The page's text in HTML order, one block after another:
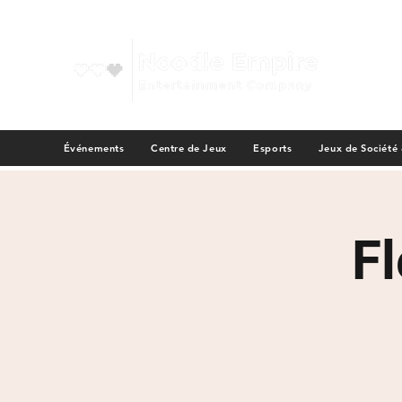
Événements Centre de Jeux Esports Jeux de Société